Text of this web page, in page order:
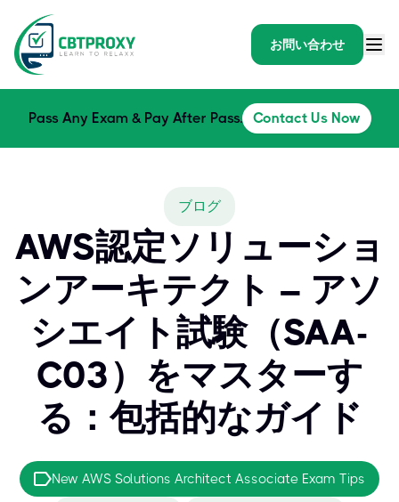
お問い合わせ
Pass Any Exam & Pay After Pass. Contact Us Now
ブログ
AWS認定ソリューショ
ンアーキテクト – アソ
シエイト試験（SAA-
C03）をマスターす
る：包括的なガイド
New AWS Solutions Architect Associate Exam Tips